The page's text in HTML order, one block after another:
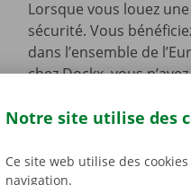
Lorsque vous louez
sécurité. Vous
dans l’ensemble de
chez Dockx, vous
preniez le volant. Pour
Notre site utilise des
Ce site web utilise des
navigation.